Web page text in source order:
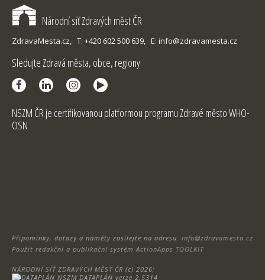
Národní síť Zdravých měst ČR
ZdravaMesta.cz, T: +420 602 500 639, E: info@zdravamesta.cz
Sledujte Zdravá města, obce, regiony
NSZM ČR je certifikovanou platformou programu Zdravé město WHO-
OSN
Připomínky, dotazy a náměty zasílejte na adresu: info@zdravamesta.cz
Použit redakční a publikační systém ActionApps TOOLKIT
NÁRODNÍ SÍŤ ZDRAVÝCH MĚST ČR (c) 2026;
DATAPLÁN verze 2.5314